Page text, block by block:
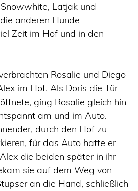
Snowwhite, Latjak und
anderen Hunde
Zeit im Hof und in den
Rosalie und Diego
im Hof. Als Doris die Tür
ging Rosalie gleich hin
am und im Auto.
durch den Hof zu
für das Auto hatte er
die beiden später in ihr
sie auf dem Weg von
an die Hand, schließlich